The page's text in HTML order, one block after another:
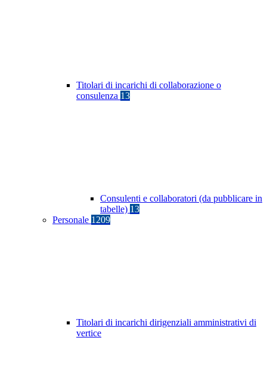
Titolari di incarichi di collaborazione o
consulenza 13
Consulenti e collaboratori (da pubblicare in
tabelle) 13
Personale 1209
Titolari di incarichi dirigenziali amministrativi di
vertice